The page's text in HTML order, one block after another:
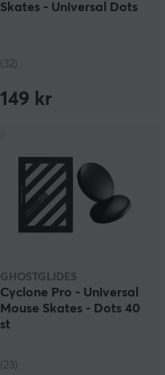
Skates - Universal Dots
(32)
149 kr
GHOSTGLIDES
Cyclone Pro - Universal
Mouse Skates - Dots 40
st
(23)